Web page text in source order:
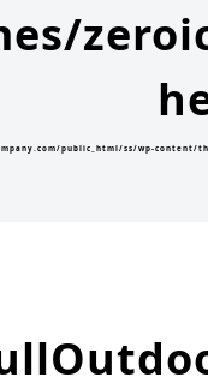
public_html/ss/wp-content/